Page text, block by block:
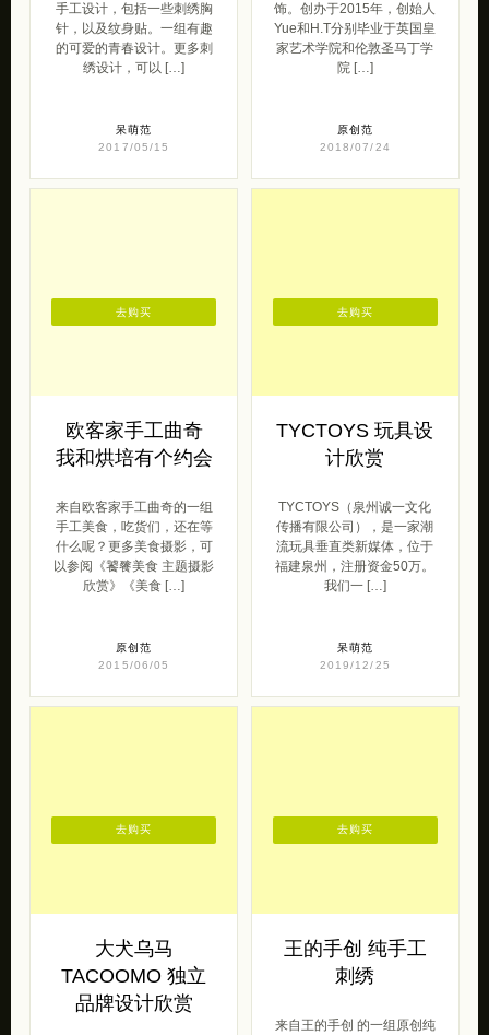
手工设计，包括一些刺绣胸
针，以及纹身贴。一组有趣
的可爱的青春设计。更多刺
绣设计，可以 […]
呆萌范
2017/05/15
饰。创办于2015年，创始人
Yue和H.T分别毕业于英国皇
家艺术学院和伦敦圣马丁学
院 […]
原创范
2018/07/24
欧客家手工曲奇
我和烘培有个约会
来自欧客家手工曲奇的一组
手工美食，吃货们，还在等
什么呢？更多美食摄影，可
以参阅《饕餮美食 主题摄影
欣赏》《美食 […]
原创范
2015/06/05
去购买
TYCTOYS 玩具设
计欣赏
TYCTOYS（泉州诚一文化
传播有限公司），是一家潮
流玩具垂直类新媒体，位于
福建泉州，注册资金50万。
我们一 […]
呆萌范
2019/12/25
去购买
大犬乌马
TACOOMO 独立
品牌设计欣赏
去购买
王的手创 纯手工
刺绣
来自王的手创 的一组原创纯
去购买